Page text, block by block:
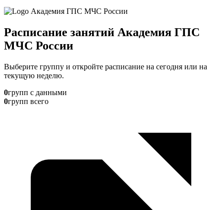
Расписание занятий Академия ГПС
МЧС России
Выберите группу и откройте расписание на сегодня или на
текущую неделю.
0групп с данными
0групп всего